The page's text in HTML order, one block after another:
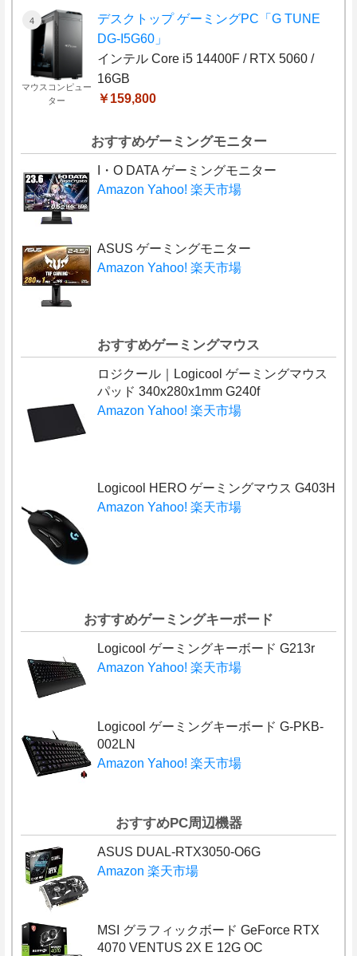
マウスコンピュー
ター
デスクトップ ゲーミングPC「G TUNE
DG-I5G60」
インテル Core i5 14400F / RTX 5060 /
16GB
￥159,800
おすすめゲーミングモニター
I・O DATA ゲーミングモニター
Amazon Yahoo! 楽天市場
ASUS ゲーミングモニター
Amazon Yahoo! 楽天市場
おすすめゲーミングマウス
ロジクール｜Logicool ゲーミングマウス
パッド 340x280x1mm G240f
Amazon Yahoo! 楽天市場
Logicool HERO ゲーミングマウス G403H
Amazon Yahoo! 楽天市場
おすすめゲーミングキーボード
Logicool ゲーミングキーボード G213r
Amazon Yahoo! 楽天市場
Logicool ゲーミングキーボード G-PKB-
002LN
Amazon Yahoo! 楽天市場
おすすめPC周辺機器
ASUS DUAL-RTX3050-O6G
Amazon 楽天市場
MSI グラフィックボード GeForce RTX
4070 VENTUS 2X E 12G OC